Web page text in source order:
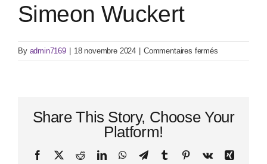
Simeon Wuckert
By admin7169 18 novembre 2024 Commentaires ferméssur
Simeon
Share This Story, Choose Your
Platform!
Facebook
X RedditLinkedInWhatsApp
TelegramTumblr PinterestVk
Xing